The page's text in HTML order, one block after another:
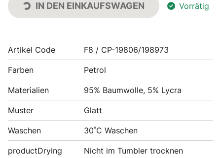
IN DEN EINKAUFSWAGEN Vorrätig
Artikel Code F8 / CP-19806/198973
Farben Petrol
Materialien 95% Baumwolle, 5% Lycra
Muster Glatt
Waschen 30˚C Waschen
productDrying Nicht im Tumbler trocknen